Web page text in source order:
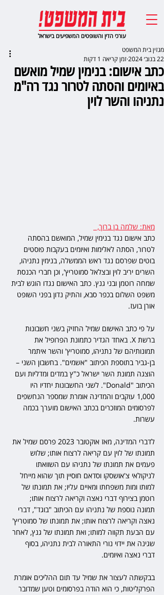
עורכי הדין והשופטים המשפיעים בישראל
כתב אישום: בנימין שמיל מואשם
באיומים והסתה לטרור נגד רה"מ
נתניהו והשר לוין
מגזין בית המשפט
22 בנוב׳ 2024
זמן קריאה 1 דקות
מאת: שלמה בן ברוך,
כתב אישום נגד בנימין שמיל, המואשם בהסתה
לטרור, הסתה לאלימות ואיומים בעקבות פוסטים
בוטים שפרסם נגד ראש הממשלה, בנימין נתניהו,
השרים יריב לוין ובצלאל סמוטריץ', וכן חברי הכנסת
שמחה רוטמן ובני גנץ. כתב האישום נגדו הוגש לבית
משפט השלום בכפר סבא, והתיק נדון בפני השופט
אורן בועז.
על פי כתב האישום שמיל החזיק בשני חשבונות
ברשת X. באחד הגדיר כתמונת הפרופיל את
תמונותיהם של נתניהו, סמוטריץ' והשר איתמר
בן-גביר בתוספת הכיתוב "אשמים". בחשבון השני –
הוצגה תמונת השר ישראל כ"ץ במדים ומדליות ועם
הכיתוב "Donald". לשני החשבונות יחדיו היו
1,000 עוקבים והמדינה אומרת שמספר הנחשפים
לפרסומים המוזכרים בכתב האישום מוערך בכמה
עשרות.
לדברי המדינה, מאז אוקטובר 2023 פרסם שמיל את
תמונתו של לוין עם קריאה לרצוח אותו; שלוש
פעמים את תמונתו של נתניהו עם השוואתו
לניקולאי צ'אושסקו וסדאם חוסיין תוך שהוא מייחל
למותו ומות משפחתו ומאיים עליו; את תמונתו של
רוטמן בצירוף דברי נאצה וקריאה לרצוח אותו;
תמונה נוספת של נתניהו עם הכיתוב "בוגד", דברי
נאצה וקריאה לרצוח אותו; את תמונתו של סמוטריץ'
עם הבעת תקווה למותו; ואת תמונתו של גנץ, לאחר
שגינה את יידוי נורי התאורה לבית נתניהו, בסוף
דברי נאצה ואיומים.
בבקשתה לעצור את שמיל עד תום ההליכים אומרת
הפרקליטות, כי הוא הודה בפרסומים וטען שמדובר